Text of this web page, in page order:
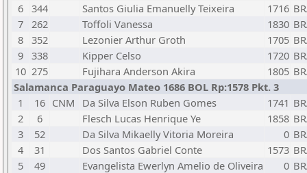
6 344 Santos Giulia Emanuelly Teixeira 1716
7 262 Toffoli Vanessa 1830
8 352 Lezonier Arthur Groth 1705
9 338 Kipper Celso 1720
10 275 Fujihara Anderson Akira 1805
Salamanca Paraguayo Mateo 1686 BOL Rp:1578 Pkt. 3
1
16 CNM Da Silva Elson Ruben Gomes 1741
2
6 Flesch Lucas Henrique Ye 1858
3
52 Da Silva Mikaelly Vitoria Moreira 0
4
31 Dos Santos Gabriel Conte 1573
5
49 Evangelista Ewerlyn Amelio de Oliveira 0